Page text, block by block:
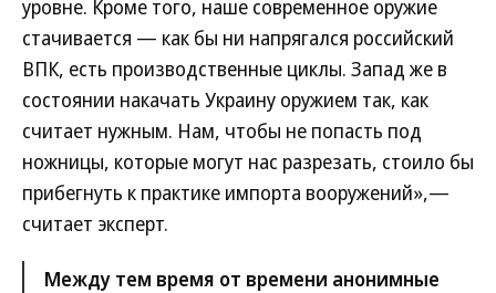
уровне. Кроме того, наше современное оружие
стачивается — как бы ни напрягался российский
ВПК, есть производственные циклы. Запад же в
состоянии накачать Украину оружием так, как
считает нужным. Нам, чтобы не попасть под
ножницы, которые могут нас разрезать, стоило бы
прибегнуть к практике импорта вооружений»,—
считает эксперт.
Между тем время от времени анонимные